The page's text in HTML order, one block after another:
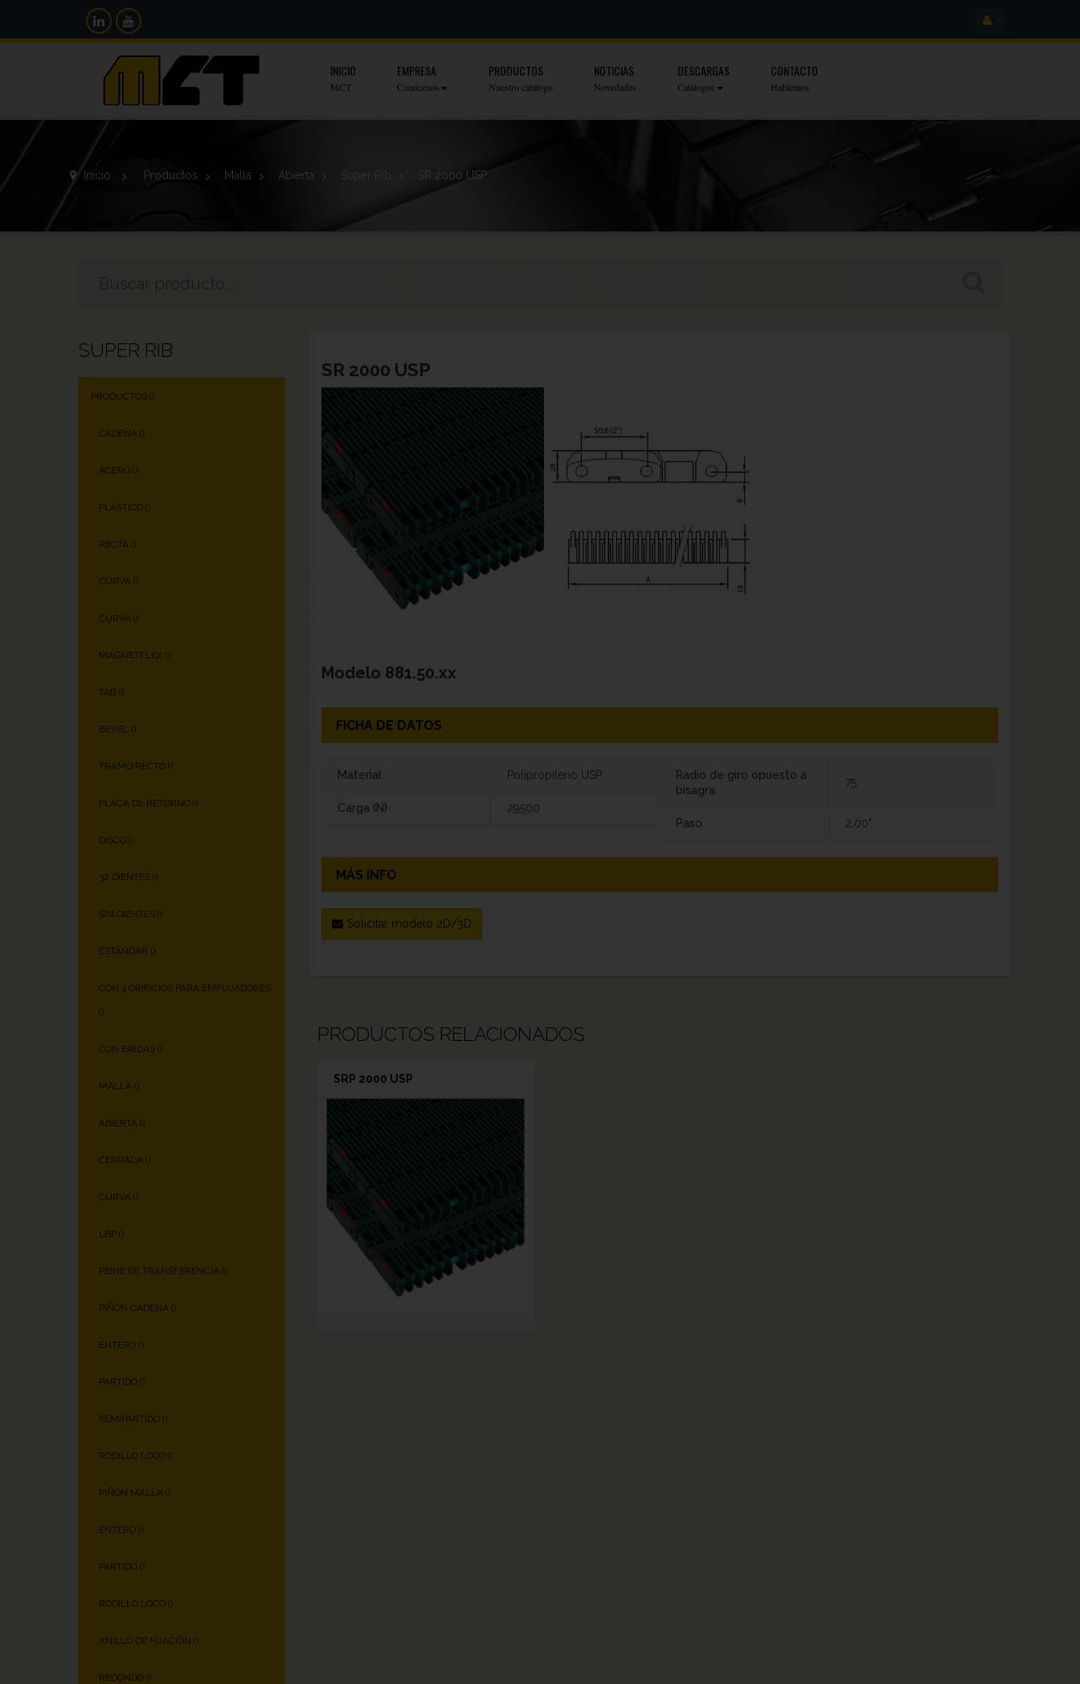
INICIO
MCT
EMPRESA
Conócenos
PRODUCTOS
Nuestro catálogo
NOTICIAS
Novedades
DESCARGAS
Catálogos
CONTACTO
Hablemos
Inicio > Productos > Malla > Abierta > Super Rib > SR 2000 USP
SUPER RIB
PRODUCTOS ()
CADENA ()
ACERO ()
PLÁSTICO ()
RECTA ()
CURVA ()
CURVA ()
MAGNETFLEX ()
TAB ()
BEVEL ()
TRAMO RECTO ()
PLACA DE RETORNO ()
DISCO ()
32 DIENTES ()
SIN DIENTES ()
ESTÁNDAR ()
CON 4 ORIFICIOS PARA EMPUJADORES
()
CON BRIDAS ()
MALLA ()
ABIERTA ()
CERRADA ()
CURVA ()
LBP ()
PEINE DE TRANSFERENCIA ()
PIÑÓN CADENA ()
ENTERO ()
PARTIDO ()
SEMIPARTIDO ()
RODILLO LOCO ()
PIÑÓN MALLA ()
ENTERO ()
PARTIDO ()
RODILLO LOCO ()
ANILLO DE FIJACIÓN ()
REDONDO ()
SR 2000 USP
Modelo 881.50.xx
FICHA DE DATOS
Material Polipropileno USP
Carga (N) 29500
Radio de giro opuesto a
bisagra
75
Paso 2,00"
MÁS INFO
Solicitar modelo 2D/3D
PRODUCTOS RELACIONADOS
SRP 2000 USP